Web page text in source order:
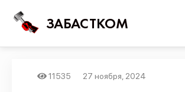
ЗАБАСТКОМ
11535 27 ноября, 2024